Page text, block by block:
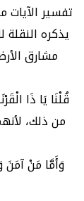
يذكره
مشارق
قُلْنَا يَا ذَا
من ذلك،
وَأَمَّا مَنْ آمَنَ